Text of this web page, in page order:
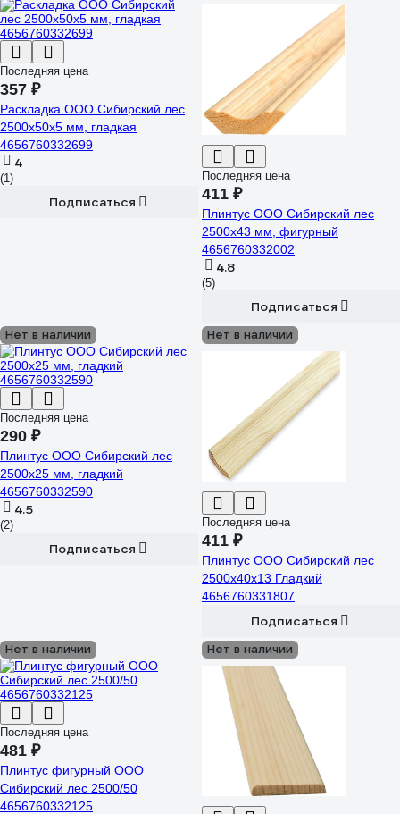
Последняя цена
357 ₽
Раскладка ООО Сибирский лес
2500х50х5 мм, гладкая
4656760332699
4
(1)
Подписаться
Последняя цена
411 ₽
Плинтус ООО Сибирский лес
2500х43 мм, фигурный
4656760332002
4.8
(5)
Подписаться
Нет в наличии
Последняя цена
290 ₽
Плинтус ООО Сибирский лес
2500х25 мм, гладкий
4656760332590
4.5
(2)
Подписаться
Нет в наличии
Последняя цена
411 ₽
Плинтус ООО Сибирский лес
2500х40х13 Гладкий
4656760331807
Подписаться
Нет в наличии
Последняя цена
481 ₽
Плинтус фигурный ООО
Сибирский лес 2500/50
4656760332125
Нет в наличии